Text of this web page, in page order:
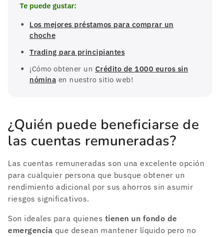
Te puede gustar:
Los mejores préstamos para comprar un
choche
Trading para principiantes
¡Cómo obtener un Crédito de 1000 euros sin
nómina en nuestro sitio web!
¿Quién puede beneficiarse de
las cuentas remuneradas?
Las cuentas remuneradas son una excelente opción
para cualquier persona que busque obtener un
rendimiento adicional por sus ahorros sin asumir
riesgos significativos.
Son ideales para quienes tienen un fondo de
emergencia que desean mantener líquido pero no